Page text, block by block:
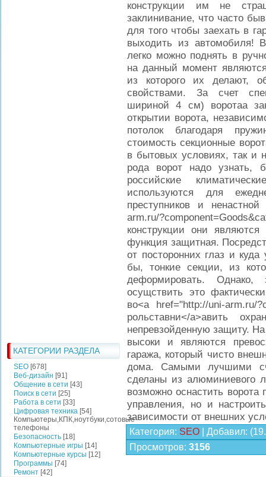
КАТЕГОРИИ РАЗДЕЛА
SEO [678]
Веб-дизайн [91]
Общение в сети [43]
Поиск в сети [25]
Работа в сети [33]
Цифровая техника [54]
Компьютеры,КПК,ноутбуки,сотовые
телефоны
Безопасность [18]
Компьютерные игры [14]
Компьютерные курсы [12]
Программы [74]
Ремонт [42]
конструкции им не
заклинивание, что часто
для того чтобы заехать в
выходить из автомобиля!
легко можно поднять в
на данный момент
из которого их делают,
свойствами. За счет
шириной 4 см) воротаа
открытии ворота,
потолок благодаря
стоимость секционные
в бытовых условиях, так и
рода ворот надо узнать,
российские
используются для
преступников и
arm.ru/
конструкции они
функция защитная.
от посторонних глаз и
бы, тонкие секции, из
деформировать.
осущствить это
во<a href="http://uni-arm.ru/
рольставни</a>авить
непревзойденную защиту.
высоки и являются
гаража, который чисто
дома. Самыми лучшими
сделаны из алюминиевого
возможно оснастить ворота
управления, но и
зависимости от внешних
Категория: SEO Добавил:
Просмотров: 3156